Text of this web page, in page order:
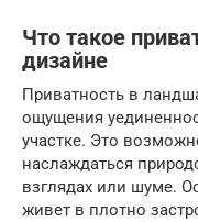
Что такое
дизайне
Приватность в
ощущения
участке. Это
наслаждаться
взглядах или шуме.
живет в плотно